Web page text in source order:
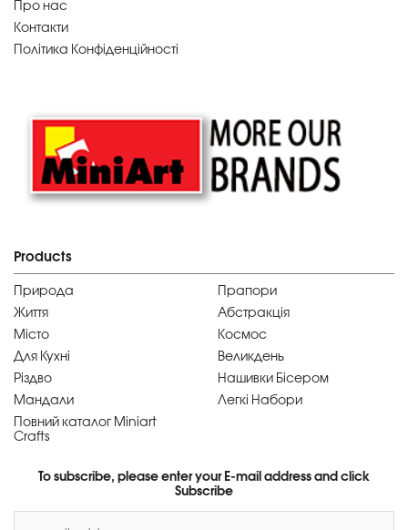
Про нас
Контакти
Політика Конфіденційності
Products
Природа
Прапори
Життя
Абстракція
Місто
Космос
Для Кухні
Великдень
Різдво
Нашивки Бісером
Мандали
Легкі Набори
Повний каталог Miniart
Crafts
To subscribe, please enter your E-mail address and click
Subscribe